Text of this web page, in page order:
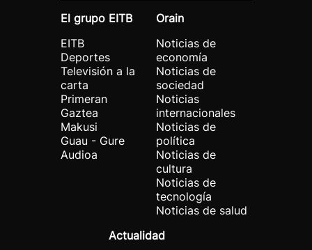
El grupo EITB
EITB
Deportes
Televisión a la
carta
Primeran
Gaztea
Makusi
Guau - Gure
Audioa
Orain
Noticias de
economía
Noticias de
sociedad
Noticias
internacionales
Noticias de
política
Noticias de
cultura
Noticias de
tecnología
Noticias de salud
Actualidad